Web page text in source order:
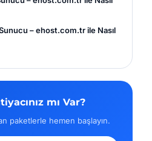
– ehost.com.tr ile Nasıl
mı Var?
paketlerle hemen başlayın.